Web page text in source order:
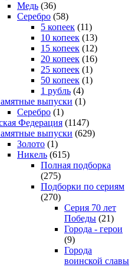
Медь (36)
Серебро (58)
5 копеек (11)
10 копеек (13)
15 копеек (12)
20 копеек (16)
25 копеек (1)
50 копеек (1)
1 рубль (4)
выпуски (1)
Серебро (1)
Федерация (1147)
выпуски (629)
Золото (1)
Никель (615)
Полная подборка
(275)
Подборки по сериям
(270)
Серия 70 лет
Победы (21)
Города - герои
(9)
Города
воинской славы